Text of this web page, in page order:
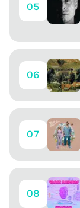
05
06
07
08